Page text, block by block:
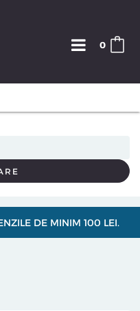
0
DE MINIM 100 LEI.